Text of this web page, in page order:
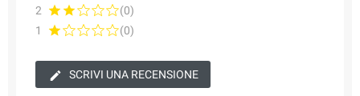
2
(0)
1
(0)
SCRIVI UNA RECENSIONE